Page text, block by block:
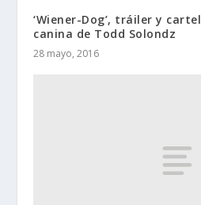
‘Wiener-Dog’, tráiler y
canina de Todd Solondz
28 mayo, 2016